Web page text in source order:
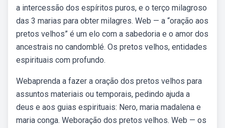
a intercessão dos espíritos puros, e o terço milagroso
das 3 marias para obter milagres. Web — a “oração aos
pretos velhos” é um elo com a sabedoria e o amor dos
ancestrais no candomblé. Os pretos velhos, entidades
espirituais com profundo.
Webaprenda a fazer a oração dos pretos velhos para
assuntos materiais ou temporais, pedindo ajuda a
deus e aos guias espirituais: Nero, maria madalena e
maria conga. Weboração dos pretos velhos. Web — os